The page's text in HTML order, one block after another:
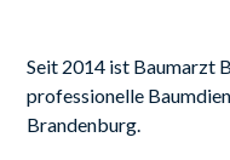
Seit 2014 ist Baumarzt
professionelle
Brandenburg.